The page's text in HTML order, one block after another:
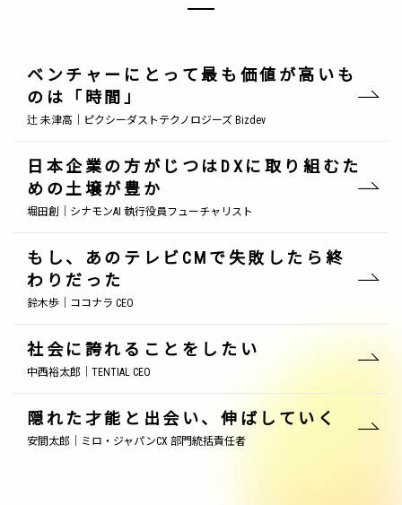
ベンチャーにとって最も価値が高いも
のは「時間」
辻 未津高｜ピクシーダストテクノロジーズ Bizdev
日本企業の方がじつはDXに取り組むた
めの土壌が豊か
堀田創｜シナモンAI 執行役員フューチャリスト
もし、あのテレビCMで失敗したら終
わりだった
鈴木歩｜ココナラ CEO
社会に誇れることをしたい
中西裕太郎｜TENTIAL CEO
隠れた才能と出会い、伸ばしていく
安間太郎｜ミロ・ジャパンCX 部門統括責任者